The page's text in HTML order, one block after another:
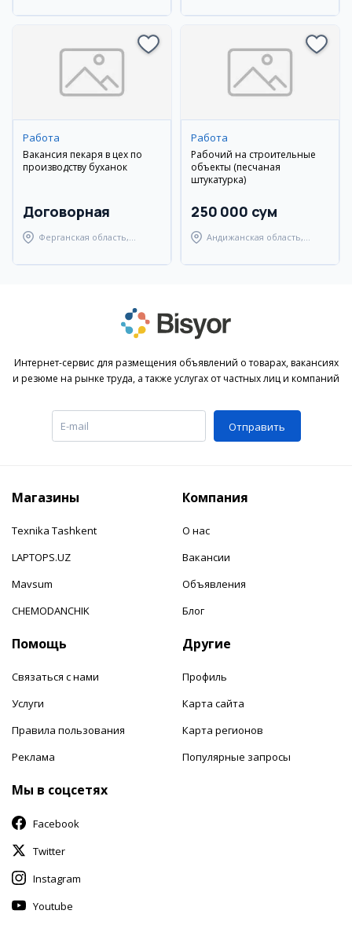
Работа
Вакансия пекаря в цех по
производству буханок
Договорная
Ферганская область,
Работа
Рабочий на строительные
объекты (песчаная
штукатурка)
250 000 сум
Андижанская область,
Интернет-сервис для размещения объявлений о товарах, вакансиях
и резюме на рынке труда, а также услугах от частных лиц и компаний
Отправить
Магазины
Texnika Tashkent
LAPTOPS.UZ
Mavsum
CHEMODANCHIK
Компания
О нас
Вакансии
Объявления
Блог
Помощь
Связаться с нами
Услуги
Правила пользования
Реклама
Другие
Профиль
Карта сайта
Карта регионов
Популярные запросы
Мы в соцсетях
Facebook
Twitter
Instagram
Youtube